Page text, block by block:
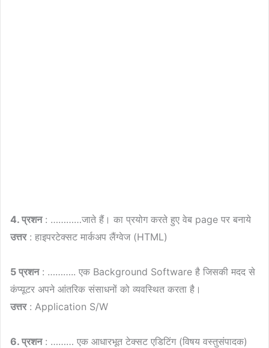
4. प्रशन: …………जाते हैं। का प्रयोग करते हुए वेब page पर बनाये
उत्तर: हाइपरटेक्सट मार्कअप लैंग्वेज (HTML)
5 प्रशन: ……….. एक Background Software है जिसकी मदद से
कंप्यूटर अपने आंतरिक संसाधनों को व्यवस्थित करता है।
उत्तर: Application S/W
6. प्रशन: ……… एक आधारभूत टेक्सट एडिटिंग (विषय वस्तुसंपादक)